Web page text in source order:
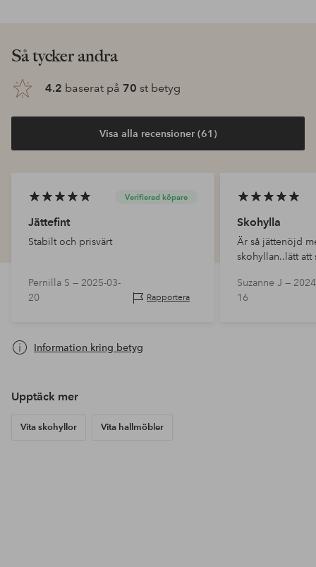
Så tycker andra
4.2 baserat på 70 st betyg
Visa alla recensioner (61)
Verifierad köpare
Jättefint
Stabilt och prisvärt
Pernilla S — 2025-03-
20
Rapportera
Skohylla
Är så jättenöjd
skohyllan..lätt
Suzanne J —
16
Information kring betyg
Upptäck mer
Vita skohyllor Vita hallmöbler